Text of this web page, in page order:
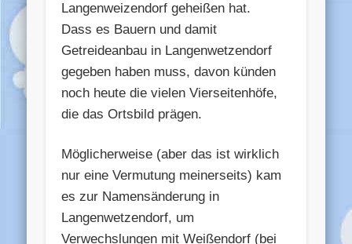
Langenweizendorf geheißen hat.
Dass es Bauern und damit
Getreideanbau in Langenwetzendorf
gegeben haben muss, davon künden
noch heute die vielen Vierseitenhöfe,
die das Ortsbild prägen.
Möglicherweise (aber das ist wirklich
nur eine Vermutung meinerseits) kam
es zur Namensänderung in
Langenwetzendorf, um
Verwechslungen mit Weißendorf (bei